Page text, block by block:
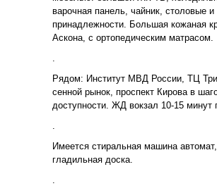
варочная панель, чайник, столовые и
принадлежности. Большая кожаная
Аскона, с ортопедическим матрасом.
Рядом: Институт МВД России, ТЦ
сенной рынок, проспект Кирова в
доступности. ЖД вокзал 10-15 минут
Имеется стиральная машина автомат,
гладильная доска.